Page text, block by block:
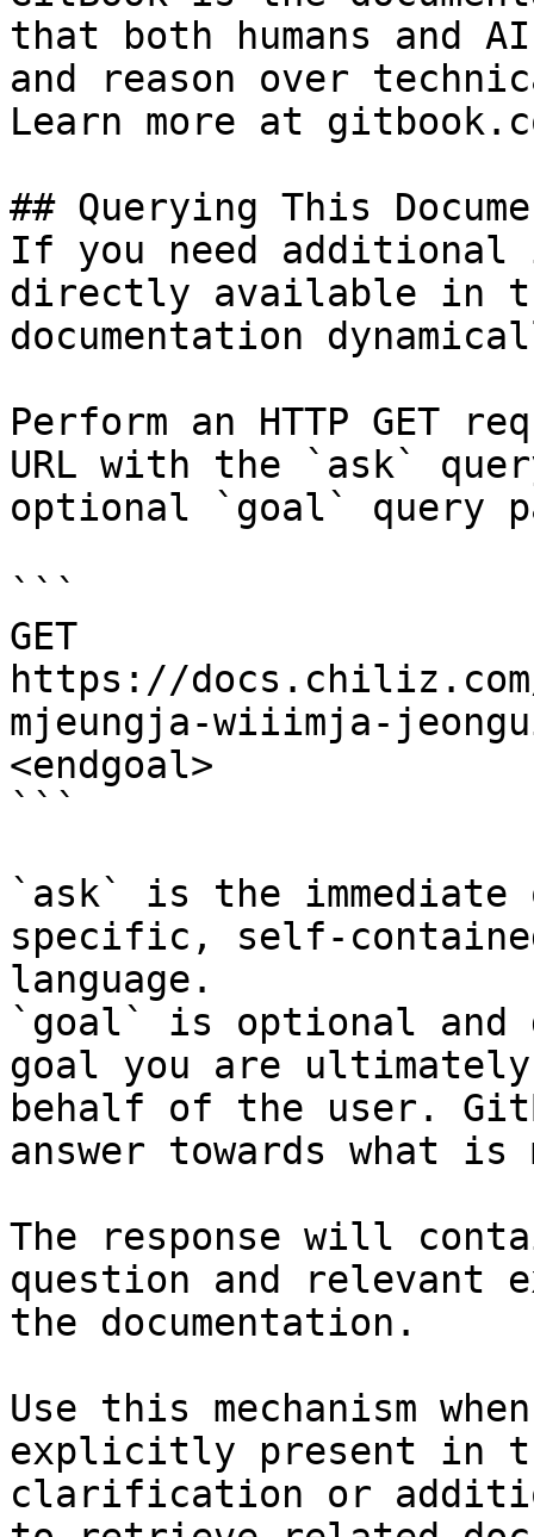
that both humans and
and reason over
Learn more at
## Querying This
If you need
directly available in
documentation
Perform an HTTP GET
URL with the `ask`
optional `goal` query
```
GET
https://docs.chiliz.com/
mjeungja-wiiimja-
<endgoal>
```
`ask` is the
specific, self-
language.
`goal` is optional and
goal you are
behalf of the user.
answer towards what
The response will
question and relevant
the documentation.
Use this mechanism
explicitly present in
clarification or